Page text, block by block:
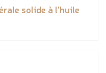
solide à l'huile